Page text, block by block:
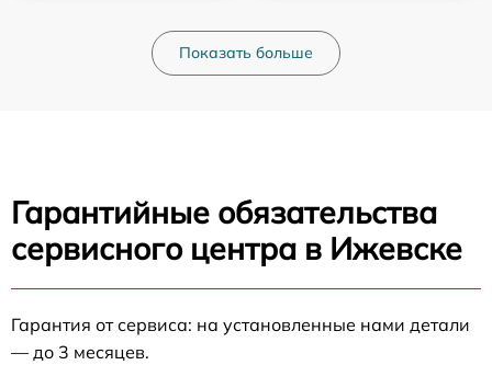
Показать больше
Гарантийные обязательства
сервисного центра в Ижевске
Гарантия от сервиса: на установленные нами детали
— до 3 месяцев.